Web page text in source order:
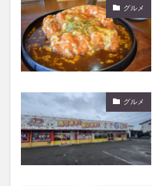
グルメ
グルメ